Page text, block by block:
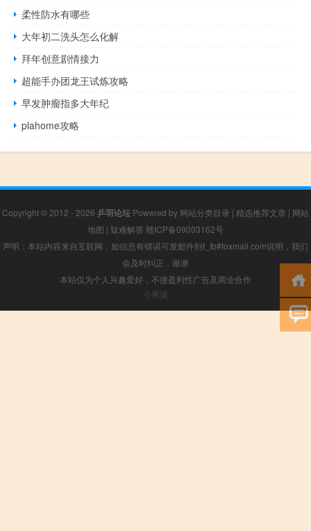
柔性防水有哪些
大年初二洗头怎么化解
拜年创意剧情接力
超能手办团龙王试炼攻略
早发肿瘤指多大年纪
plahome攻略
Copyright © 2012 - 2026 乒羽论坛 Powered by 网站分类目录 | 精选推荐文章 | 网站
地图 | 疑难解答 赣ICP备09003162号
声明：本站内容来自互联网，如信息有错误可发邮件到f_fb#foxmail.com说明，我们
会及时纠正，谢谢
本站仅为个人兴趣爱好，不接盈利性广告及商业合作
小男孩